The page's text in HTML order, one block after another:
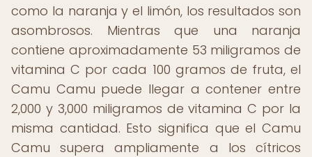
como la naranja y el limón, los resultados son
asombrosos. Mientras que una naranja
contiene aproximadamente 53 miligramos de
vitamina C por cada 100 gramos de fruta, el
Camu Camu puede llegar a contener entre
2,000 y 3,000 miligramos de vitamina C por la
misma cantidad. Esto significa que el Camu
Camu supera ampliamente a los cítricos